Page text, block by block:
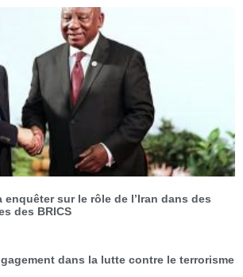
enquêter sur le rôle de l’Iran dans des
des BRICS
dans la lutte contre le terrorisme